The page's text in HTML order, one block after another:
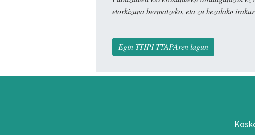
etorkizuna bermatzeko, eta zu bezalako
Egin TTIPI-TTAPAren lagun